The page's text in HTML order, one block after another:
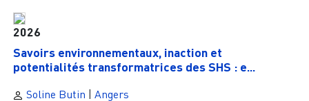
2026
Savoirs environnementaux, inaction et
potentialités transformatrices des SHS : e...
Soline Butin | Angers